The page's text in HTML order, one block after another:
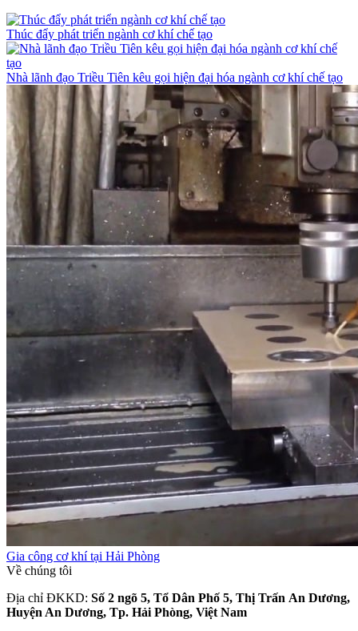
Thúc đẩy phát triển ngành cơ khí chế tạo
Nhà lãnh đạo Triều Tiên kêu gọi hiện đại hóa ngành cơ khí chế tạo
Gia công cơ khí tại Hải Phòng
Về chúng tôi
Địa chỉ ĐKKD: Số 2 ngõ 5, Tổ Dân Phố 5, Thị Trấn An Dương,
Huyện An Dương, Tp. Hải Phòng, Việt Nam